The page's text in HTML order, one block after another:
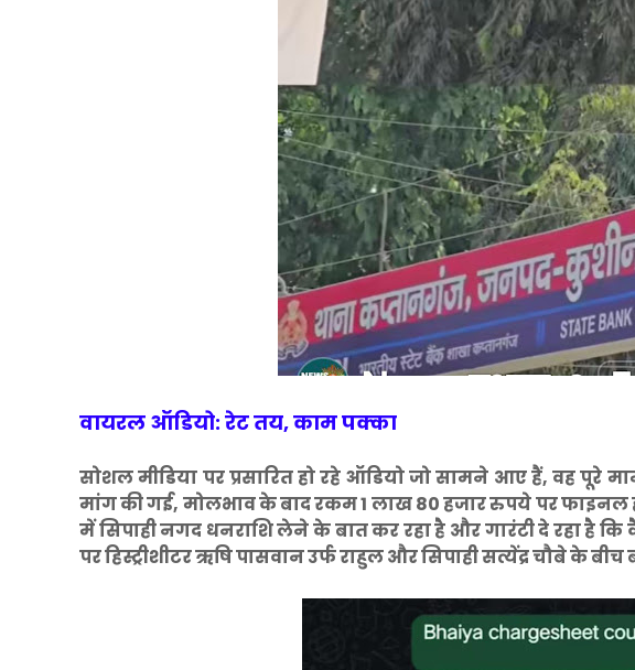
वायरल ऑडियो: रेट तय, काम पक्का
सोशल मीडिया पर प्रसारित हो रहे ऑडियो जो सामने आए हैं, वह पूरे
मांग की गई, मोलभाव के बाद रकम 1 लाख 80 हजार रुपये पर फाइनल
में सिपाही नगद धनराशि लेने के बात कर रहा है और गारंटी दे रहा है
पर हिस्ट्रीशीटर ऋषि पासवान उर्फ राहुल और सिपाही सत्येंद्र चौबे के बीच